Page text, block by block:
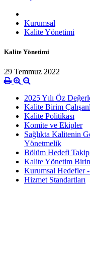
Kurumsal
Kalite Yönetimi
Kalite Yönetimi
29 Temmuz 2022
2025 Yılı Öz
Kalite Birim
Kalite Politikası
Komite ve Ekipler
Sağlıkta Kalitenin
Yönetmelik
Bölüm Hedefi Takip
Kalite Yönetim
Kurumsal Hedefler
Hizmet Standartları